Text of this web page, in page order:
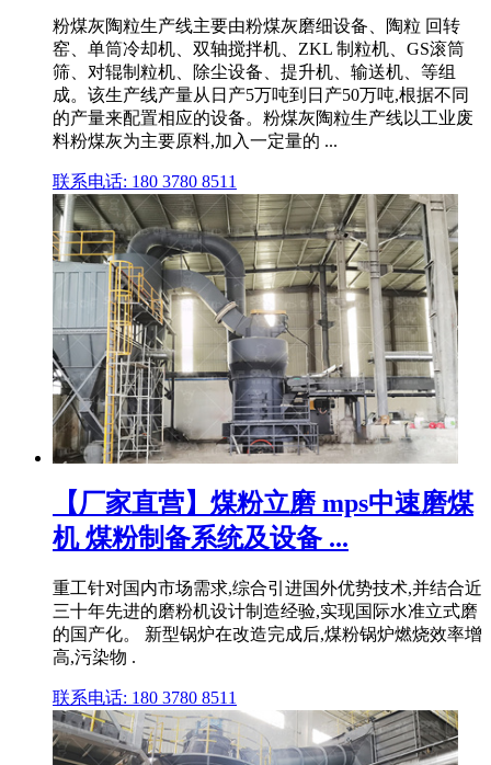
粉煤灰陶粒生产线主要由粉煤灰磨细设备、陶粒 回转
窑、单筒冷却机、双轴搅拌机、ZKL 制粒机、GS滚筒
筛、对辊制粒机、除尘设备、提升机、输送机、等组
成。该生产线产量从日产5万吨到日产50万吨,根据不同
的产量来配置相应的设备。粉煤灰陶粒生产线以工业废
料粉煤灰为主要原料,加入一定量的 ...
联系电话: 180 3780 8511
【厂家直营】煤粉立磨 mps中速磨煤
机 煤粉制备系统及设备 ...
重工针对国内市场需求,综合引进国外优势技术,并结合近
三十年先进的磨粉机设计制造经验,实现国际水准立式磨
的国产化。 新型锅炉在改造完成后,煤粉锅炉燃烧效率增
高,污染物 .
联系电话: 180 3780 8511